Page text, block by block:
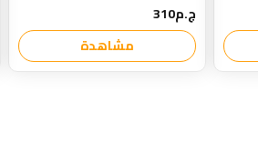
ج.م310
مشاهدة